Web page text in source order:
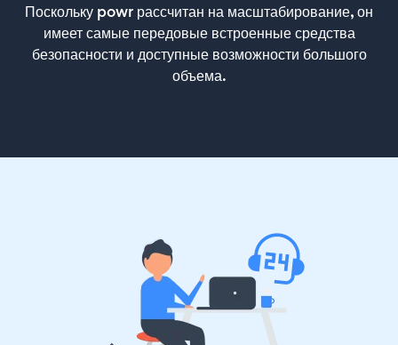
Поскольку powr рассчитан на масштабирование, он
имеет самые передовые встроенные средства
безопасности и доступные возможности большого
объема.